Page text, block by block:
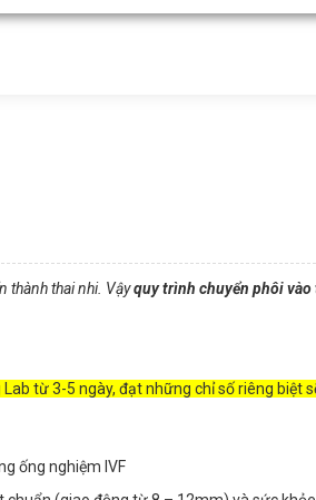
thành thai nhi. Vậyquy trình chuyển phôi
từ 3-5 ngày, đạt những chỉ số riêng biệt
ống nghiệm IVF